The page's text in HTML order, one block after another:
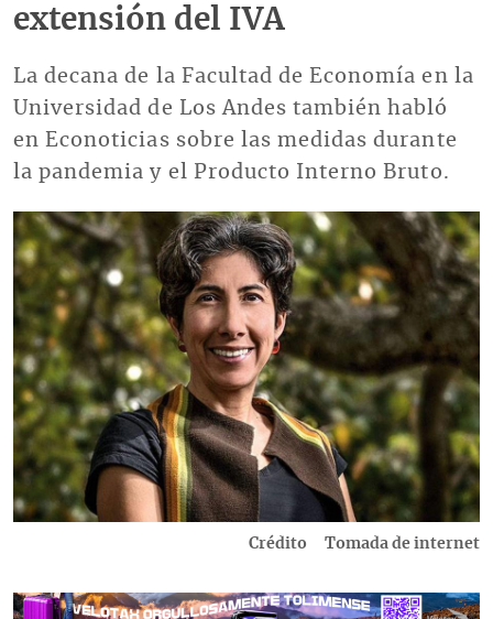
extensión del IVA
La decana de la Facultad de Economía en la
Universidad de Los Andes también habló
en Econoticias sobre las medidas durante
la pandemia y el Producto Interno Bruto.
Imagen
Crédito Tomada de internet